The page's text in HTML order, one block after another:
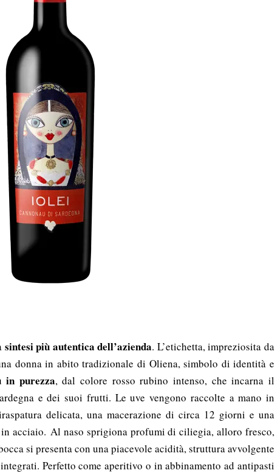
sintesi più autentica dell’azienda. L’etichetta, impreziosita da
donna in abito tradizionale di Oliena, simbolo di identità e
in purezza, dal colore rosso rubino intenso, che incarna il
e dei suoi frutti. Le uve vengono raccolte a mano in
delicata, una macerazione di circa 12 giorni e una
acciaio. Al naso sprigiona profumi di ciliegia, alloro fresco,
si presenta con una piacevole acidità, struttura avvolgente
Perfetto come aperitivo o in abbinamento ad antipasti